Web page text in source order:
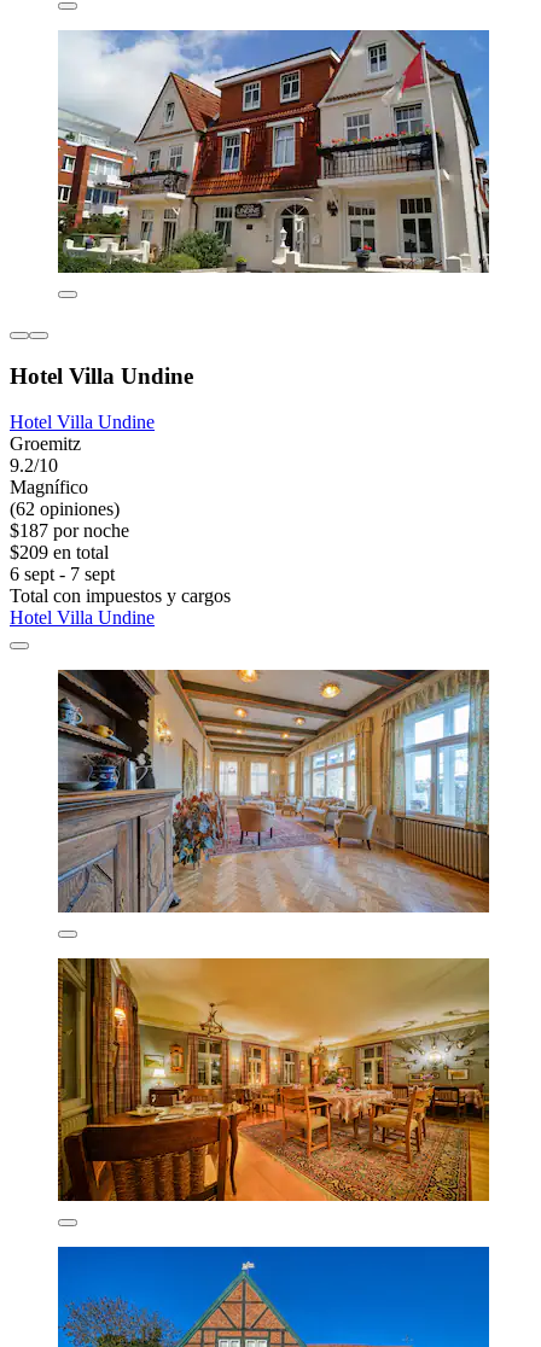
Hotel Villa Undine
Hotel Villa Undine
Groemitz
9.2/10
Magnífico
(62 opiniones)
$187 por noche
$209 en total
6 sept - 7 sept
Total con impuestos y cargos
Hotel Villa Undine